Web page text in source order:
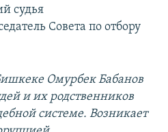
судья
Совета по отбору
Омурбек Бабанов
и их родственников
системе. Возникает